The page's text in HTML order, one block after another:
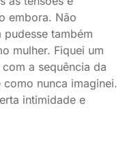
embora. Não
pudesse também
mulher. Fiquei um
a sequência da
nunca imaginei.
intimidade e